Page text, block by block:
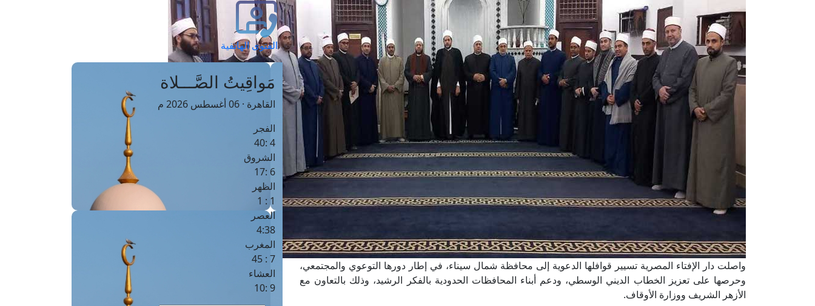
واصلت دار الإفتاء المصرية تسيير قوافلها الدعوية إلى محافظة شمال سيناء، في إطار دورها التوعوي والمجتمعي،
وحرصها على تعزيز الخطاب الديني الوسطي، ودعم أبناء المحافظات الحدودية بالفكر الرشيد، وذلك بالتعاون مع
الأزهر الشريف ووزارة الأوقاف.
الفتوى الهاتفية
مَواقِيتُ الصَّـــلاة
القاهرة · 06 أغسطس 2026 م
الفجر
4 :40
الشروق
6 :17
الظهر
1 : 1
العصر
4:38
المغرب
7 : 45
العشاء
9 :10